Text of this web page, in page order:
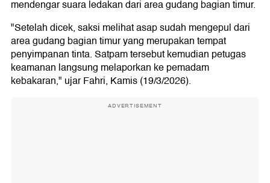
mendengar suara ledakan dari area gudang bagian timur.
"Setelah dicek, saksi melihat asap sudah mengepul dari
area gudang bagian timur yang merupakan tempat
penyimpanan tinta. Satpam tersebut kemudian petugas
keamanan langsung melaporkan ke pemadam
kebakaran," ujar Fahri, Kamis (19/3/2026).
ADVERTISEMENT